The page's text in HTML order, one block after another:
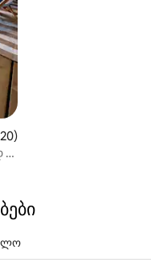
შეფასებაა 5‑დან 4,9,
•